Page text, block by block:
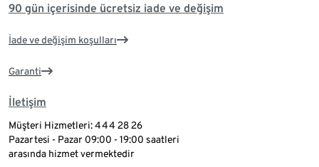
90 gün içerisinde ücretsiz iade ve değişim
İade ve değişim koşulları
Garanti
İletişim
Müşteri Hizmetleri: 444 28 26
Pazartesi - Pazar 09:00 - 19:00 saatleri
arasında hizmet vermektedir